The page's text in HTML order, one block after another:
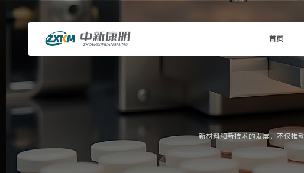
首页
新材料和新技术的发展，不仅推